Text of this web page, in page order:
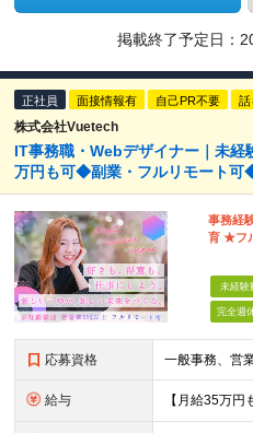
掲載終了予定日：
正社員 面接情報有 自己PR不要
株式会社Vuetech
IT事務職・Webデザイナー｜未
万円も可◆副業・フルリモート可
事務経
育 ★フ
未経験
完全週
応募資格
給与